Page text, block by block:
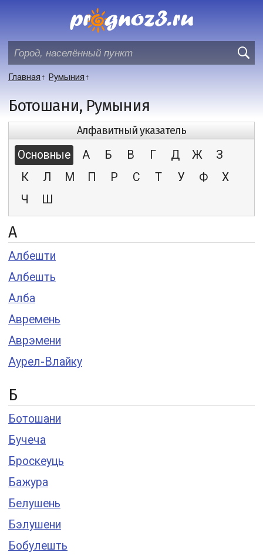
Главная Румыния
Ботошани, Румыния
Алфавитный указатель
Основные А Б В Г Д Ж
З
К
Л М П Р С Т У Ф
Х
Ч
Ш
А
Албешти
Албешть
Алба
Авремень
Аврэмени
Аурел-Влайку
Б
Ботошани
Бучеча
Броскеуць
Бажура
Белушень
Бэлушени
Бобулешть